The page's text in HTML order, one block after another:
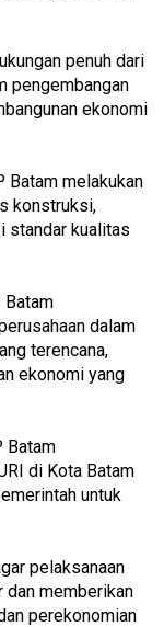
penuh dari
pengembangan
ekonomi
Batam melakukan
konstruksi,
standar kualitas
Batam
dalam
terencana,
ekonomi yang
Batam
di Kota Batam
untuk
pelaksanaan
dan memberikan
perekonomian